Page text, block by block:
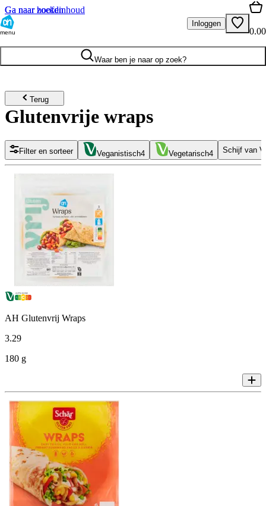
Ga naar hoofdinhoud
Ga naar zoeken
menu
Inloggen
0.00
Waar ben je naar op zoek?
Terug
Glutenvrije wraps
Filter en sorteer Veganistisch4 Vegetarisch4 Schijf van
AH Glutenvrij Wraps
3.29
180 g